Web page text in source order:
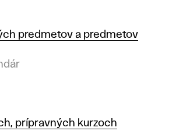
predmetov a predmetov
prípravných kurzoch